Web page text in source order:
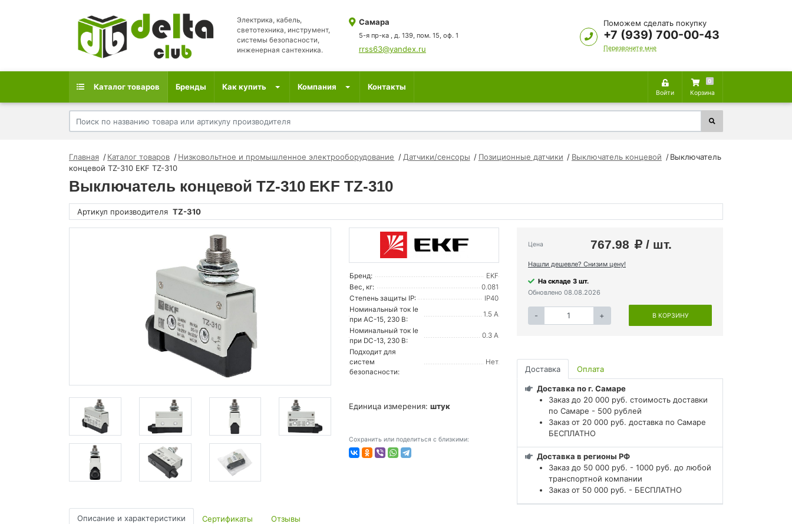
Электрика, кабель,
светотехника, инструмент,
системы безопасности,
инженерная сантехника.
Самара
5-я пр-ка , д. 139, пом. 15, оф. 1
rrss63@yandex.ru
Поможем сделать покупку
+7 (939) 700-00-43
Перезвоните мне
Каталог товаров Бренды Как купить Компания Контакты
Войти
0
Корзина
Главная Каталог товаров Низковольтное и промышленное электрооборудование Датчики/сенсоры Позиционные датчики Выключатель концевой
Выключатель
концевой TZ-310 EKF TZ-310
Выключатель концевой TZ-310 EKF TZ-310
Артикул производителя TZ-310
Бренд:
EKF
Вес, кг:
0.081
Степень защиты IP:
IP40
Номинальный ток Ie
при AC-15, 230 В:
1.5 А
Номинальный ток Ie
при DC-13, 230 В:
0.3 А
Подходит для
систем
безопасности:
Нет
Единица измерения: штук
Сохранить или поделиться с близкими:
Цена 767.98 / шт.
Нашли дешевле? Снизим цену!
На складе 3 шт.
Обновлено 08.08.2026
- + В КОРЗИНУ
Доставка Оплата
Доставка по г. Самаре
Заказ до 20 000 руб. стоимость доставки
по Самаре - 500 рублей
Заказ от 20 000 руб. доставка по Самаре
БЕСПЛАТНО
Доставка в регионы РФ
Заказ до 50 000 руб. - 1000 руб. до любой
транспортной компании
Заказ от 50 000 руб. - БЕСПЛАТНО
Описание и характеристики Сертификаты Отзывы